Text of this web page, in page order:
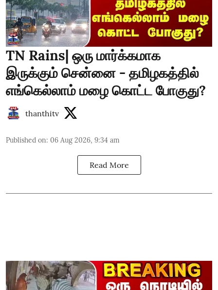
TN Rains| ஒரு மார்க்கமாக
இருக்கும் சென்னை - தமிழகத்தில்
எங்கெல்லாம் மழை கொட்ட போகுது?
thanthitv
Published on: 06 Aug 2026, 9:34 am
Read More